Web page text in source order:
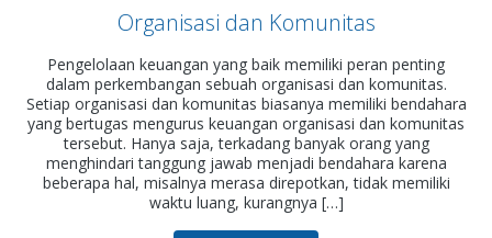
Organisasi dan Komunitas
Pengelolaan keuangan yang baik memiliki peran penting
dalam perkembangan sebuah organisasi dan komunitas.
Setiap organisasi dan komunitas biasanya memiliki bendahara
yang bertugas mengurus keuangan organisasi dan komunitas
tersebut. Hanya saja, terkadang banyak orang yang
menghindari tanggung jawab menjadi bendahara karena
beberapa hal, misalnya merasa direpotkan, tidak memiliki
waktu luang, kurangnya […]